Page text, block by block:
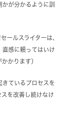
が分かるように訓
ールスライターは、
直感に頼ってはいけ
かります）
きているプロセスを
を改善し続けなけ